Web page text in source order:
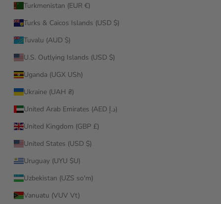
Turkmenistan (EUR €)
Turks & Caicos Islands (USD $)
Tuvalu (AUD $)
U.S. Outlying Islands (USD $)
Uganda (UGX USh)
Ukraine (UAH ₴)
United Arab Emirates (AED د.إ)
United Kingdom (GBP £)
United States (USD $)
Uruguay (UYU $U)
Uzbekistan (UZS so'm)
Vanuatu (VUV Vt)